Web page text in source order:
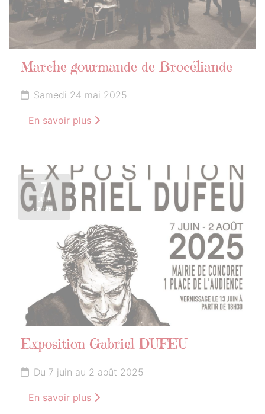
Marche gourmande de Brocéliande
Samedi 24 mai 2025
En savoir plus
7
JUIN
2025
Exposition Gabriel DUFEU
Du 7 juin au 2 août 2025
En savoir plus